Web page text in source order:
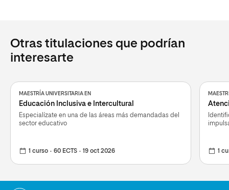
Otras titulaciones que podrían
interesarte
MAESTRÍA UNIVERSITARIA EN
Educación Inclusiva e Intercultural
Especialízate en una de las áreas más demandadas del
sector educativo
1 curso 60 ECTS 19 oct 2026 1